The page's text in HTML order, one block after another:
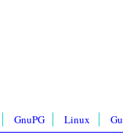
GnuPG Linux